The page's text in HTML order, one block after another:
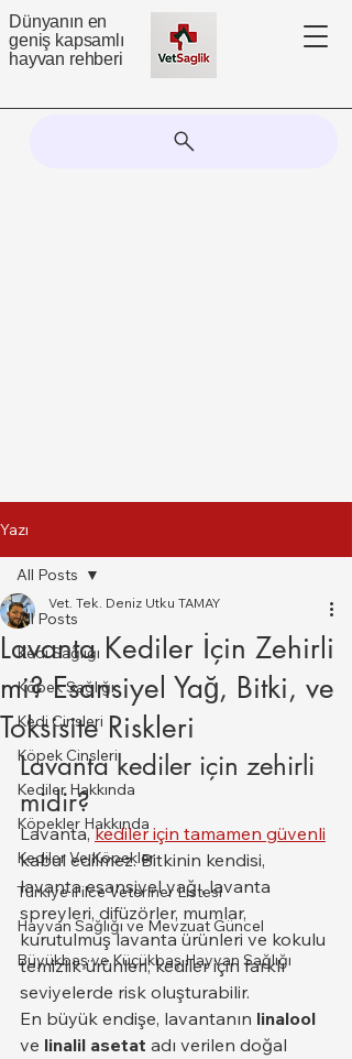
Dünyanın en
geniş kapsamlı
hayvan rehberi
Yazı
All Posts
Kedi Sağlığı
Köpek Sağlığı
Kedi Cinsleri
Köpek Cinsleri
Kediler Hakkında
Köpekler Hakkında
Kediler Ve Köpekler
Türkiye il ilce Veteriner Listesi
Hayvan Sağlığı ve Mevzuat Güncel
Büyükbaş ve Küçükbaş Hayvan Sağlığı
All Posts
Lavanta Kediler İçin Zehirli
mi? Esansiyel Yağ, Bitki, ve
Toksisite Riskleri
Vet. Tek. Deniz Utku TAMAY
Lavanta kediler için zehirli
midir?
Lavanta, kediler için tamamen güvenli
kabul edilmez. Bitkinin kendisi,
lavanta esansiyel yağı, lavanta
spreyleri, difüzörler, mumlar,
kurutulmuş lavanta ürünleri ve kokulu
temizlik ürünleri, kediler için farklı
seviyelerde risk oluşturabilir.
En büyük endişe, lavantanın linalool
ve linalil asetat adı verilen doğal